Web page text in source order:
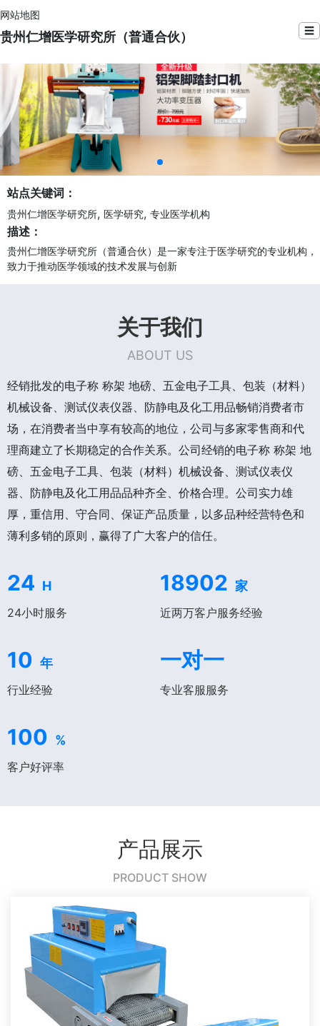
网站地图
贵州仁增医学研究所（普通合伙） ☰
站点关键词：
贵州仁增医学研究所, 医学研究, 专业医学机构
描述：
贵州仁增医学研究所（普通合伙）是一家专注于医学研究的专业机构，
致力于推动医学领域的技术发展与创新
关于我们
ABOUT US
经销批发的电子称 称架 地磅、五金电子工具、包装（材料）
机械设备、测试仪表仪器、防静电及化工用品畅销消费者市
场，在消费者当中享有较高的地位，公司与多家零售商和代
理商建立了长期稳定的合作关系。公司经销的电子称 称架 地
磅、五金电子工具、包装（材料）机械设备、测试仪表仪
器、防静电及化工用品品种齐全、价格合理。公司实力雄
厚，重信用、守合同、保证产品质量，以多品种经营特色和
薄利多销的原则，赢得了广大客户的信任。
24 H
24小时服务
18902 家
近两万客户服务经验
10 年
行业经验
一对一
专业客服服务
100 %
客户好评率
产品展示
PRODUCT SHOW